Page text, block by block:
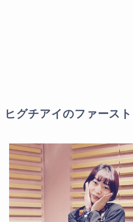
ヒグチアイのファース